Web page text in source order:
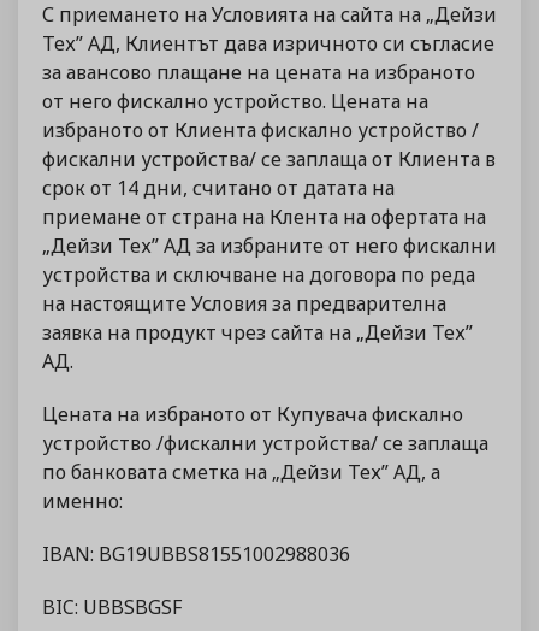
С приемането на Условията на сайта на „Дейзи
Тех” АД, Клиентът дава изричното си съгласие
за авансово плащане на цената на избраното
от него фискално устройство. Цената на
избраното от Клиента фискално устройство /
фискални устройства/ се заплаща от Клиента в
срок от 14 дни, считано от датата на
приемане от страна на Клента на офертата на
„Дейзи Тех” АД за избраните от него фискални
устройства и сключване на договора по реда
на настоящите Условия за предварителна
заявка на продукт чрез сайта на „Дейзи Тех”
АД.
Цената на избраното от Купувача фискално
устройство /фискални устройства/ се заплаща
по банковата сметка на „Дейзи Тех” АД, а
именно:
IBAN: BG19UBBS81551002988036
BIC: UBBSBGSF